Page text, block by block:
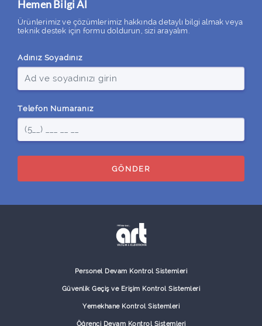
Hemen Bilgi Al
Ürünlerimiz ve çözümlerimiz hakkında detaylı bilgi almak veya
teknik destek için formu doldurun, sizi arayalım.
Adınız Soyadınız
Telefon Numaranız
GÖNDER
Personel Devam Kontrol Sistemleri
Güvenlik Geçiş ve Erişim Kontrol Sistemleri
Yemekhane Kontrol Sistemleri
Öğrenci Devam Kontrol Sistemleri